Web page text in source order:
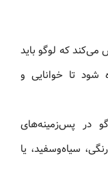
که لوگو باید
شود تا خوانایی و
در پس‌زمینه‌های
سیاه‌وسفید، یا